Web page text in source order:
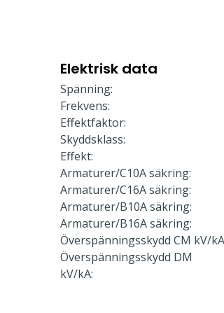
Elektrisk data
Spänning:
Frekvens:
Effektfaktor:
Skyddsklass:
Effekt:
Armaturer/C10A säkring:
Armaturer/C16A säkring:
Armaturer/B10A säkring:
Armaturer/B16A säkring:
Överspänningsskydd CM kV/
Överspänningsskydd DM
kV/kA: